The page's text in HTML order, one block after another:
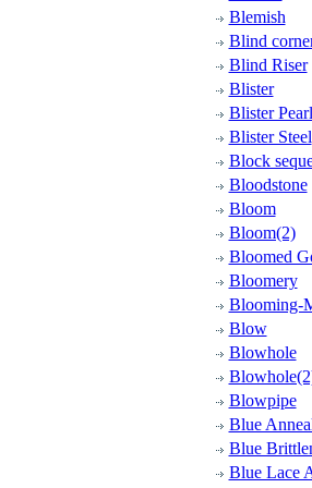
Blemish
Blind
Blind Riser
Blister
Blister Pearl
Blister Steel
Block
Bloodstone
Bloom
Bloom(2)
Bloomed
Bloomery
Blooming-
Blow
Blowhole
Blowpipe
Blue
Blue
Blue Lace